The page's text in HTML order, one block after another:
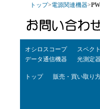
トップ>電源関連機器>
オシロスコープ スペク
データ通信機器
光測定
トップ 販売・買い取り